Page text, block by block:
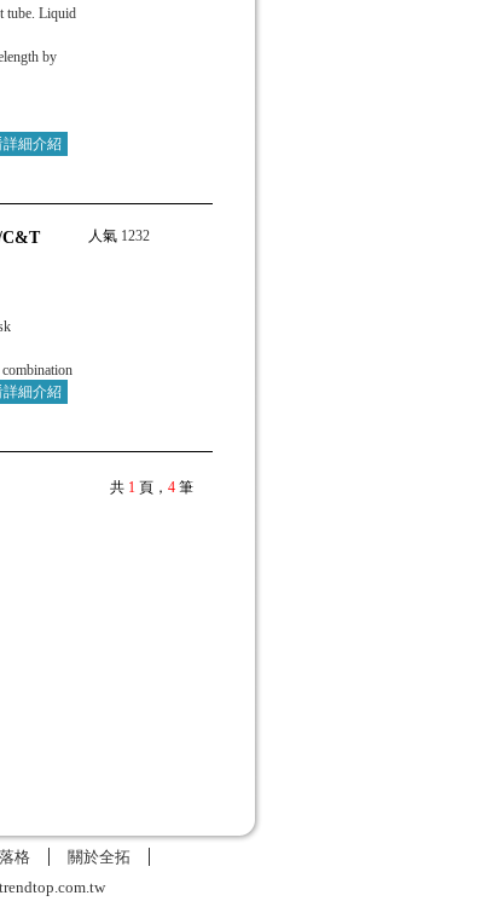
tube. Liquid
by
詳細介紹
C&T
詳細介紹
人氣 1232
共 1頁， 4 筆
格
關於全拓